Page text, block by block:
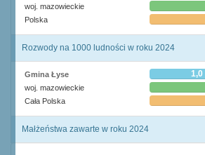
woj. mazowieckie
Polska
Rozwody na 1000 ludności w roku 2024
Gmina Łyse 1,0
woj. mazowieckie
Cała Polska
Małżeństwa zawarte w roku 2024